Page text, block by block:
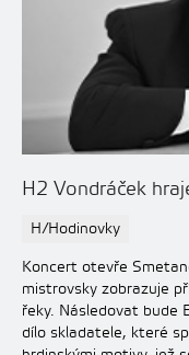
H2 Vondráček
H/Hodinovky
Koncert otevře
mistrovsky zobrazuje
řeky. Následovat bude
dílo skladatele, které